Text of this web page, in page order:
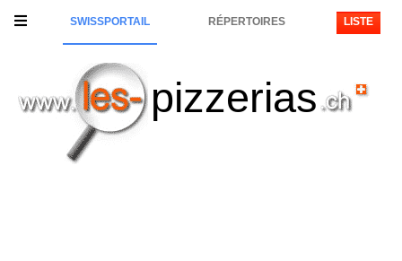
SWISSPORTAIL RÉPERTOIRES LISTE
pizzerias